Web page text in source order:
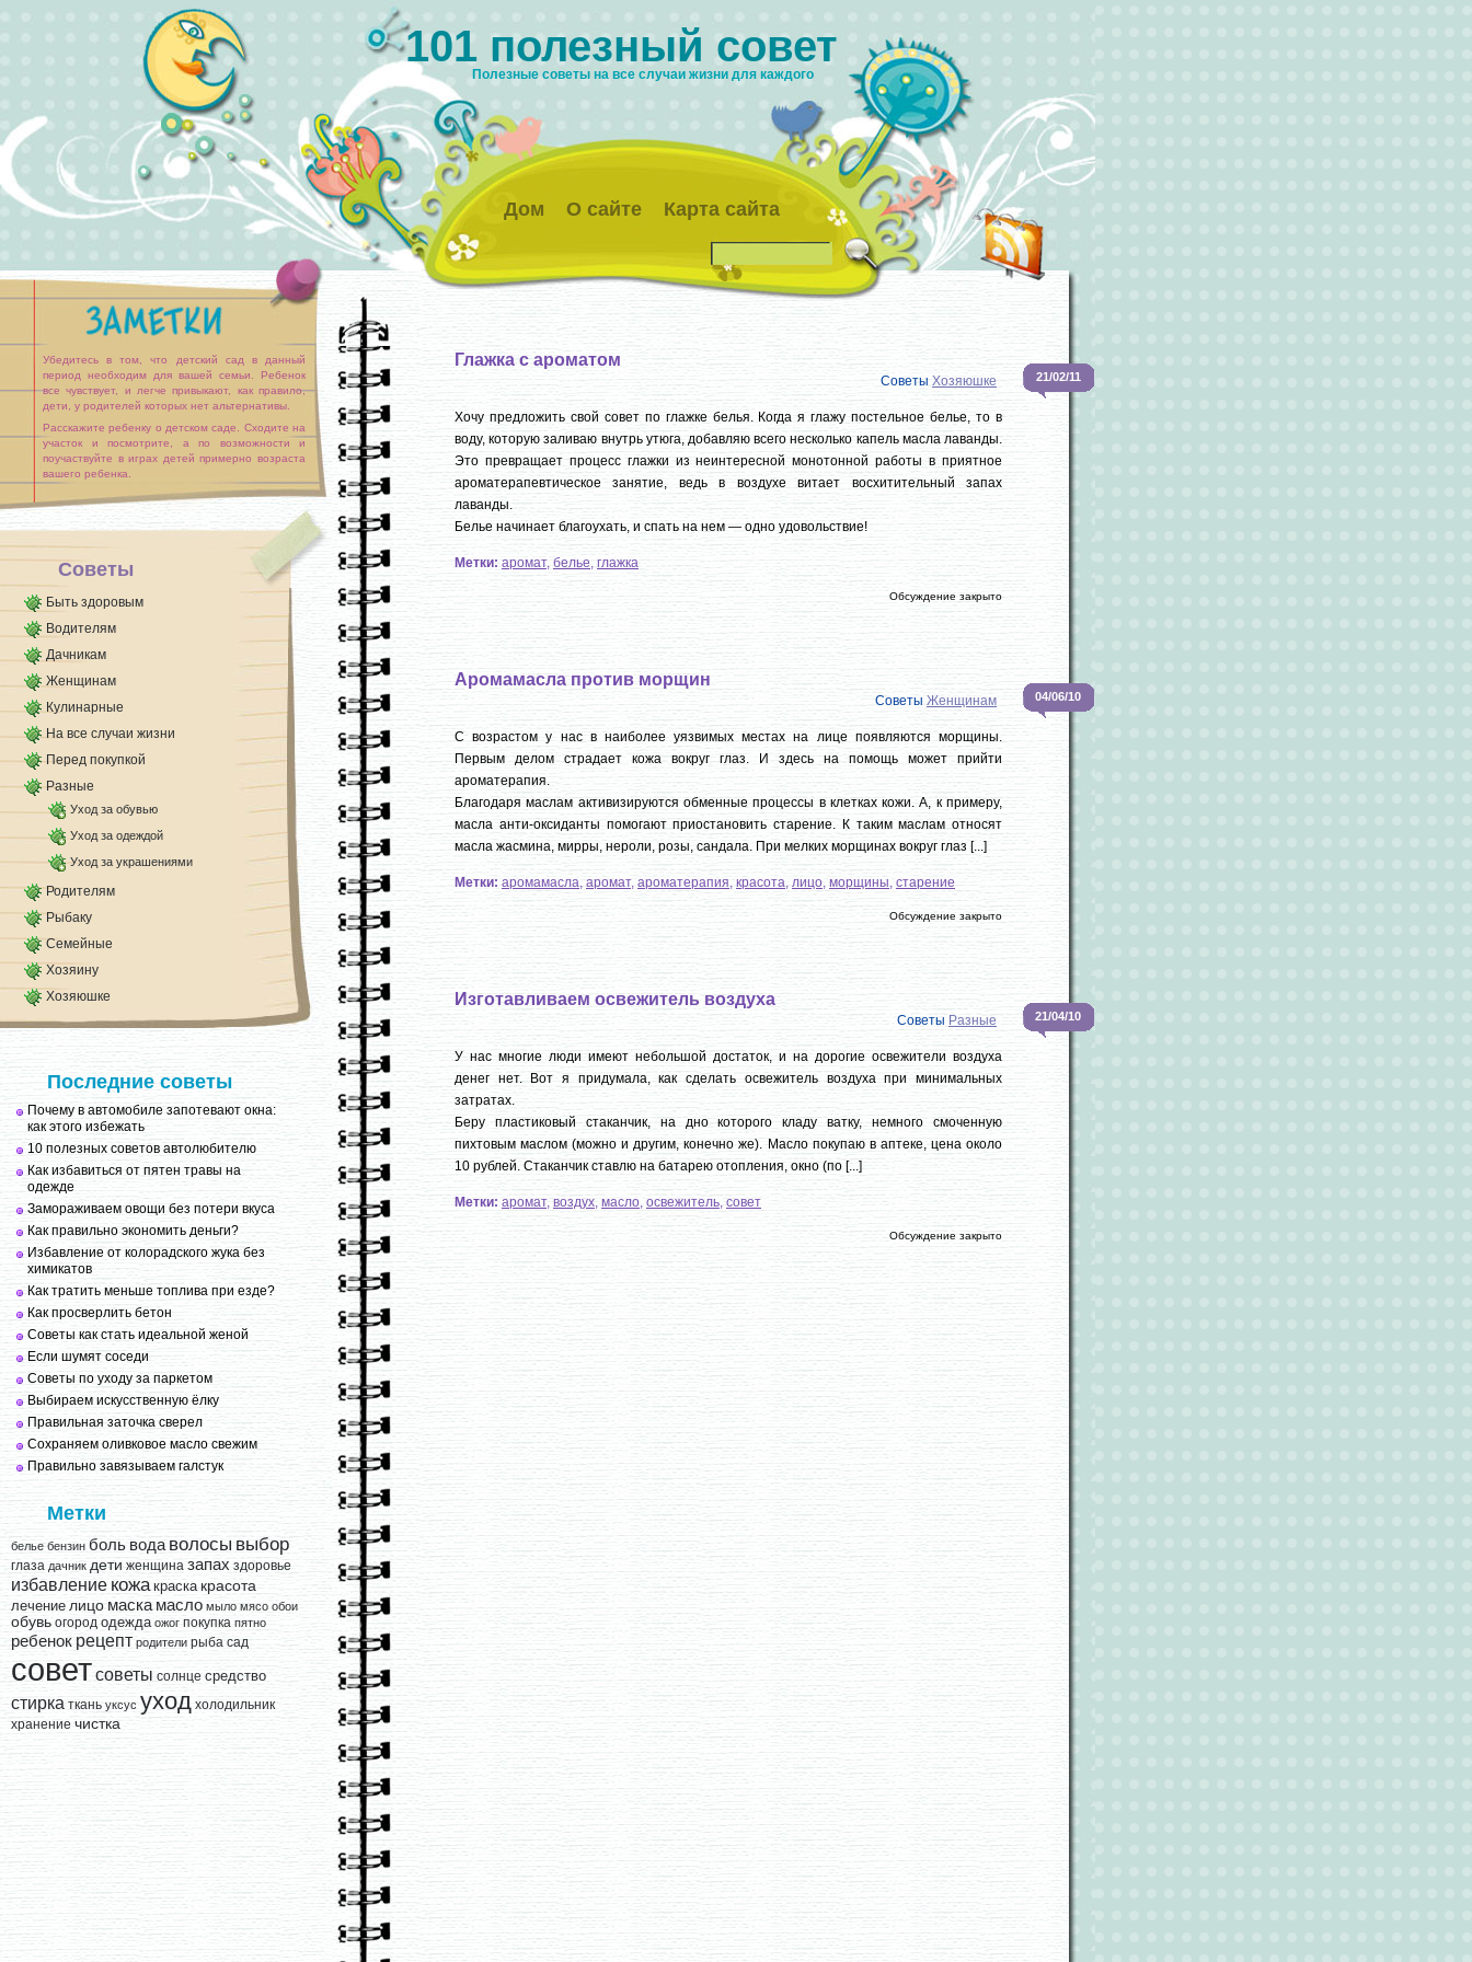
101 полезный совет
Полезные советы на все случаи жизни для каждого
Дом О сайте Карта сайта
Убедитесь в том, что детский сад в данный
период необходим для вашей семьи. Ребенок
все чувствует, и легче привыкают, как правило,
дети, у родителей которых нет альтернативы.
Расскажите ребенку о детском саде. Сходите на
участок и посмотрите, а по возможности и
поучаствуйте в играх детей примерно возраста
вашего ребенка.
Приучайте ребенка к режиму детского сада,
предварительно уточнив [...]
Советы
Быть здоровым
Водителям
Дачникам
Женщинам
Кулинарные
На все случаи жизни
Перед покупкой
Разные
Уход за обувью
Уход за одеждой
Уход за украшениями
Родителям
Рыбаку
Семейные
Хозяину
Хозяюшке
Последние советы
Почему в автомобиле запотевают окна:
как этого избежать
10 полезных советов автолюбителю
Как избавиться от пятен травы на
одежде
Замораживаем овощи без потери вкуса
Как правильно экономить деньги?
Избавление от колорадского жука без
химикатов
Как тратить меньше топлива при езде?
Как просверлить бетон
Советы как стать идеальной женой
Если шумят соседи
Советы по уходу за паркетом
Выбираем искусственную ёлку
Правильная заточка сверел
Сохраняем оливковое масло свежим
Правильно завязываем галстук
Метки
белье бензин боль вода волосы выбор
глаза дачник дети женщина запах здоровье
избавление кожа краска красота
лечение лицо маска масло мыло мясо обои
обувь огород одежда ожог покупка пятно
ребенок рецепт родители рыба сад
советсоветы солнце средство
стирка ткань уксус уход холодильник
хранение чистка
Глажка с ароматом
Советы Хозяюшке 21/02/11
Хочу предложить свой совет по глажке белья. Когда я глажу постельное белье, то в
воду, которую заливаю внутрь утюга, добавляю всего несколько капель масла лаванды.
Это превращает процесс глажки из неинтересной монотонной работы в приятное
ароматерапевтическое занятие, ведь в воздухе витает восхитительный запах
лаванды.
Белье начинает благоухать, и спать на нем — одно удовольствие!
Метки: аромат, белье, глажка
Обсуждение закрыто
Аромамасла против морщин
Советы Женщинам 04/06/10
С возрастом у нас в наиболее уязвимых местах на лице появляются морщины.
Первым делом страдает кожа вокруг глаз. И здесь на помощь может прийти
ароматерапия.
Благодаря маслам активизируются обменные процессы в клетках кожи. А, к примеру,
масла анти-оксиданты помогают приостановить старение. К таким маслам относят
масла жасмина, мирры, нероли, розы, сандала. При мелких морщинах вокруг глаз [...]
Метки: аромамасла, аромат, ароматерапия, красота, лицо, морщины, старение
Обсуждение закрыто
Изготавливаем освежитель воздуха
Советы Разные 21/04/10
У нас многие люди имеют небольшой достаток, и на дорогие освежители воздуха
денег нет. Вот я придумала, как сделать освежитель воздуха при минимальных
затратах.
Беру пластиковый стаканчик, на дно которого кладу ватку, немного смоченную
пихтовым маслом (можно и другим, конечно же). Масло покупаю в аптеке, цена около
10 рублей. Стаканчик ставлю на батарею отопления, окно (по [...]
Метки: аромат, воздух, масло, освежитель, совет
Обсуждение закрыто